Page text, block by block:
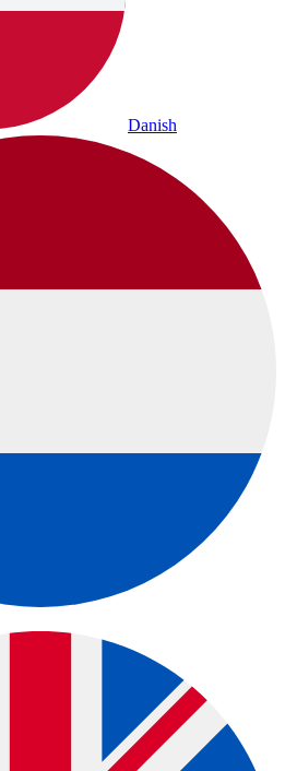
Danish